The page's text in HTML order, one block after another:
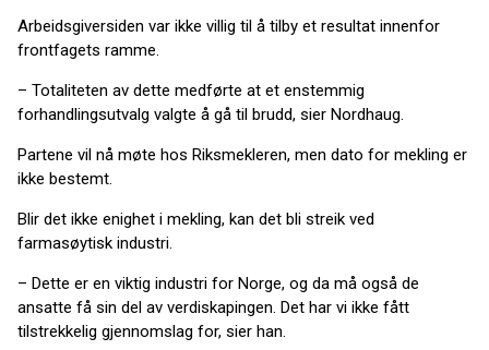
Arbeidsgiversiden var ikke villig til å tilby et resultat innenfor
frontfagets ramme.
– Totaliteten av dette medførte at et enstemmig
forhandlingsutvalg valgte å gå til brudd, sier Nordhaug.
Partene vil nå møte hos Riksmekleren, men dato for mekling er
ikke bestemt.
Blir det ikke enighet i mekling, kan det bli streik ved
farmasøytisk industri.
– Dette er en viktig industri for Norge, og da må også de
ansatte få sin del av verdiskapingen. Det har vi ikke fått
tilstrekkelig gjennomslag for, sier han.